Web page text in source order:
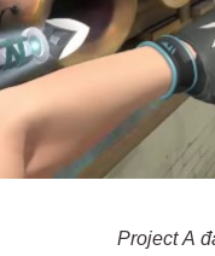
Project A